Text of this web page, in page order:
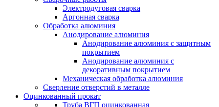
Электродуговая сварка
Аргонная сварка
Обработка алюминия
Анодирование алюминия
Анодирование алюминия с защитным
покрытием
Анодирование алюминия с
декоративным покрытием
Механическая обработка алюминия
Сверление отверстий в металле
Оцинкованный прокат
Труба ВГП оцинкованная